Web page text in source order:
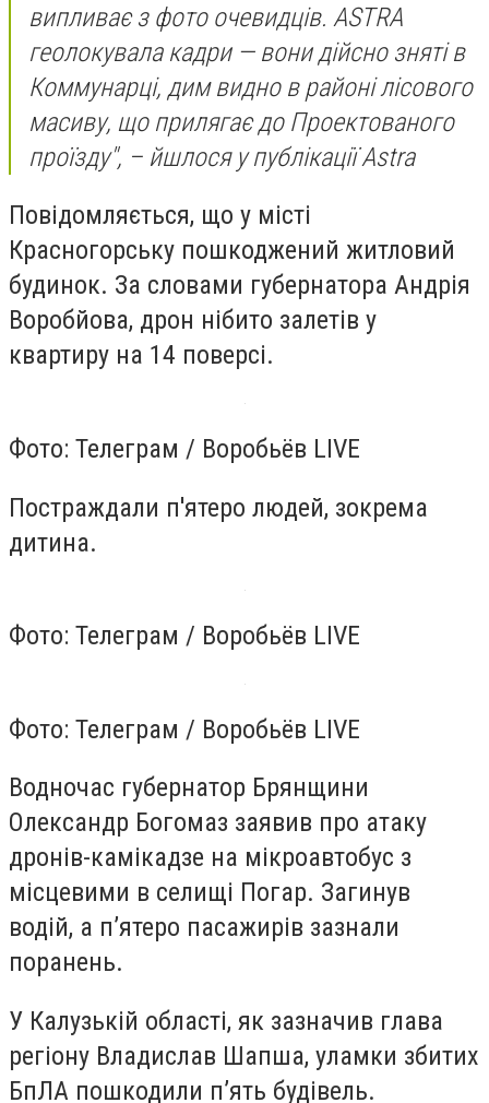
випливає з фото очевидців. ASTRA
геолокувала кадри — вони дійсно зняті в
Коммунарці, дим видно в районі лісового
масиву, що прилягає до Проектованого
проїзду", – йшлося у публікації Astra
Повідомляється, що у місті
Красногорську пошкоджений житловий
будинок. За словами губернатора Андрія
Воробйова, дрон нібито залетів у
квартиру на 14 поверсі.
Фото: Телеграм / Воробьёв LIVE
Постраждали п'ятеро людей, зокрема
дитина.
Фото: Телеграм / Воробьёв LIVE
Фото: Телеграм / Воробьёв LIVE
Водночас губернатор Брянщини
Олександр Богомаз заявив про атаку
дронів-камікадзе на мікроавтобус з
місцевими в селищі Погар. Загинув
водій, а пʼятеро пасажирів зазнали
поранень.
У Калузькій області, як зазначив глава
регіону Владислав Шапша, уламки збитих
БпЛА пошкодили пʼять будівель.